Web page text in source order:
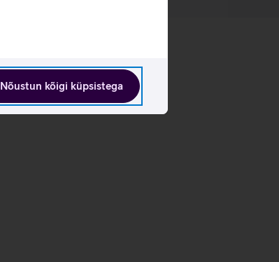
Nõustun kõigi küpsistega